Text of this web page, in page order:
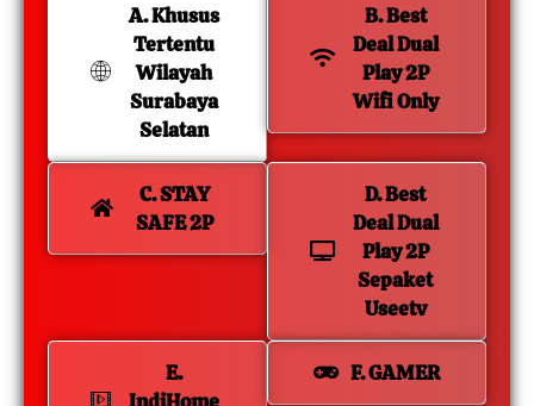
A. Khusus
Tertentu
Wilayah
Surabaya
Selatan
B. Best
Deal Dual
Play 2P
Wifi Only
C. STAY
SAFE 2P
D. Best
Deal Dual
Play 2P
Sepaket
Useetv
E.
IndiHome
F. GAMER